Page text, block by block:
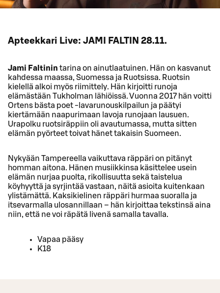
Apteekkari Live: JAMI FALTIN 28.11.
Jami Faltinin tarina on ainutlaatuinen. Hän on kasvanut
kahdessa maassa, Suomessa ja Ruotsissa. Ruotsin
kielellä alkoi myös riimittely. Hän kirjoitti runoja
elämästään Tukholman lähiöissä. Vuonna 2017 hän voitti
Ortens bästa poet -lavarunouskilpailun ja päätyi
kiertämään naapurimaan lavoja runojaan lausuen.
Urapolku ruotsiräppiin oli avautumassa, mutta sitten
elämän pyörteet toivat hänet takaisin Suomeen.
Nykyään Tampereella vaikuttava räppäri on pitänyt
homman aitona. Hänen musiikkinsa käsittelee usein
elämän nurjaa puolta, rikollisuutta sekä taistelua
köyhyyttä ja syrjintää vastaan, näitä asioita kuitenkaan
ylistämättä. Kaksikielinen räppäri hurmaa suoralla ja
itsevarmalla ulosannillaan – hän kirjoittaa tekstinsä aina
niin, että ne voi räpätä livenä samalla tavalla.
Vapaa pääsy
K18